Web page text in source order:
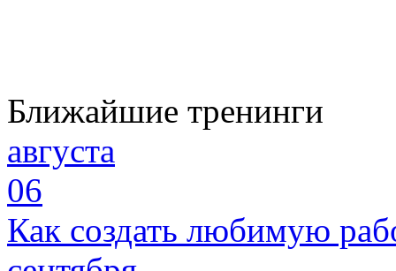
Ближайшие тренинги
августа
06
Как создать любимую